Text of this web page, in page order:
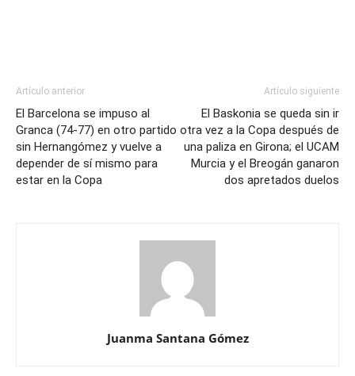
Artículo anterior
El Barcelona se impuso al
Granca (74-77) en otro partido
sin Hernangómez y vuelve a
depender de sí mismo para
estar en la Copa
Artículo siguiente
El Baskonia se queda sin ir
otra vez a la Copa después de
una paliza en Girona; el UCAM
Murcia y el Breogán ganaron
dos apretados duelos
Juanma Santana Gómez